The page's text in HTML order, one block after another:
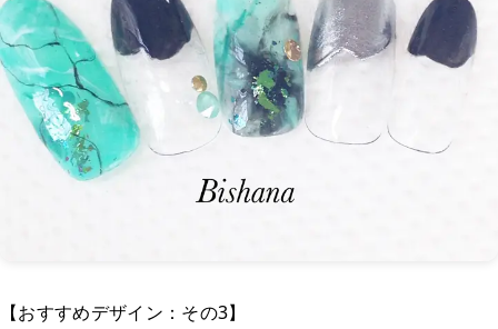
【おすすめデザイン：その3】